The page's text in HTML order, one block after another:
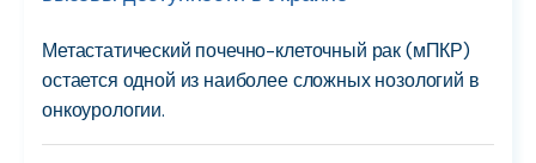
Метастатический почечно-клеточный рак (мПКР)
остается одной из наиболее сложных нозологий в
онкоурологии.